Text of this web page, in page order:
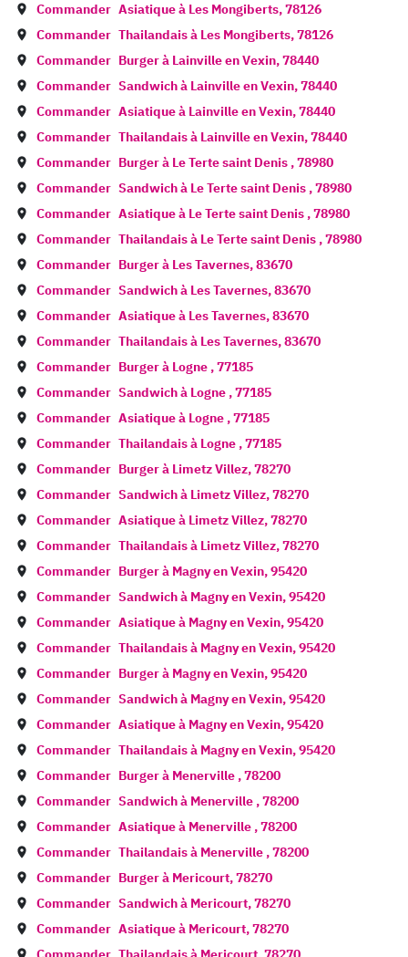
Commander Asiatique à Les Mongiberts,78126
Commander Thailandais à Les Mongiberts,78126
Commander Burger à Lainville en Vexin,78440
Commander Sandwich à Lainville en Vexin,78440
Commander Asiatique à Lainville en Vexin,78440
Commander Thailandais à Lainville en Vexin,78440
Commander Burger à Le Terte saint Denis ,78980
Commander Sandwich à Le Terte saint Denis ,78980
Commander Asiatique à Le Terte saint Denis ,78980
Commander Thailandais à Le Terte saint Denis ,78980
Commander Burger à Les Tavernes,83670
Commander Sandwich à Les Tavernes,83670
Commander Asiatique à Les Tavernes,83670
Commander Thailandais à Les Tavernes,83670
Commander Burger à Logne ,77185
Commander Sandwich à Logne ,77185
Commander Asiatique à Logne ,77185
Commander Thailandais à Logne ,77185
Commander Burger à Limetz Villez,78270
Commander Sandwich à Limetz Villez,78270
Commander Asiatique à Limetz Villez,78270
Commander Thailandais à Limetz Villez,78270
Commander Burger à Magny en Vexin,95420
Commander Sandwich à Magny en Vexin,95420
Commander Asiatique à Magny en Vexin,95420
Commander Thailandais à Magny en Vexin,95420
Commander Burger à Magny en Vexin,95420
Commander Sandwich à Magny en Vexin,95420
Commander Asiatique à Magny en Vexin,95420
Commander Thailandais à Magny en Vexin,95420
Commander Burger à Menerville ,78200
Commander Sandwich à Menerville ,78200
Commander Asiatique à Menerville ,78200
Commander Thailandais à Menerville ,78200
Commander Burger à Mericourt,78270
Commander Sandwich à Mericourt,78270
Commander Asiatique à Mericourt,78270